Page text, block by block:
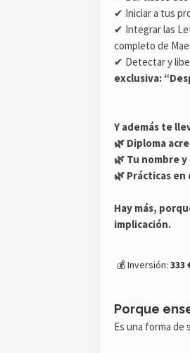
✔ Iniciar a tus
✔ Integrar las
completo de
✔ Detectar y
exclusiva:
Y además te
🌿 Diploma
🌿 Tu nombre
🌿 Prácticas
Hay más,
implicación.
💰 Inversión: 333
Porque
Es una forma de